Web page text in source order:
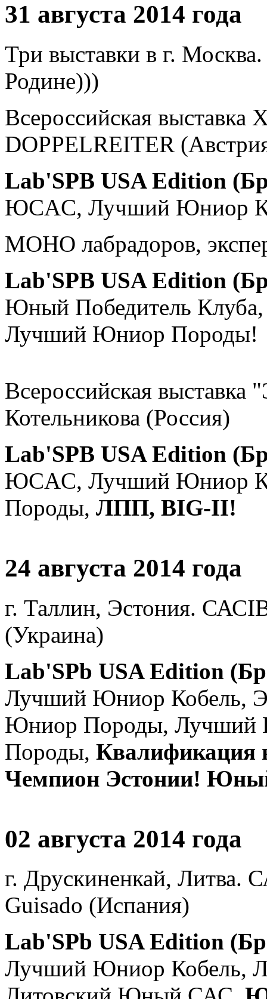
31 августа 2014 года
Три выставки в г.
Родине)))
Всероссийская
DOPPELREITER
Lab'SPB USA Edition
ЮCAC, Лучший Юниор
МОНО лабрадоров,
Lab'SPB USA Edition
Юный Победитель
Лучший Юниор Породы!
Всероссийская выставка
Котельникова (Россия)
Lab'SPB USA Edition
ЮCAC, Лучший Юниор
Породы, ЛПП, BIG-II!
24 августа 2014 года
г. Таллин, Эстония.
(Украина)
Lab'SPb USA Edition
Лучший Юниор Кобель,
Юниор Породы, Лучший
Породы,
Чемпион Эстонии!
02 августа 2014 года
г. Друскиненкай, Литва.
Guisado (Испания)
Lab'SPb USA Edition
Лучший Юниор Кобель,